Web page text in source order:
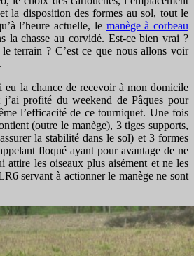
la disposition des formes au sol, tout le
l’heure actuelle, le manège à corbeau
la chasse au corvidé. Est-ce bien vrai ?
terrain ? C’est ce que nous allons voir
eu la chance de recevoir à mon domicile
j’ai profité du weekend de Pâques pour
l’efficacité de ce tourniquet. Une fois
(outre le manège), 3 tiges supports,
la stabilité dans le sol) et 3 formes
floqué ayant pour avantage de ne
attire les oiseaux plus aisément et ne les
servant à actionner le manège ne sont